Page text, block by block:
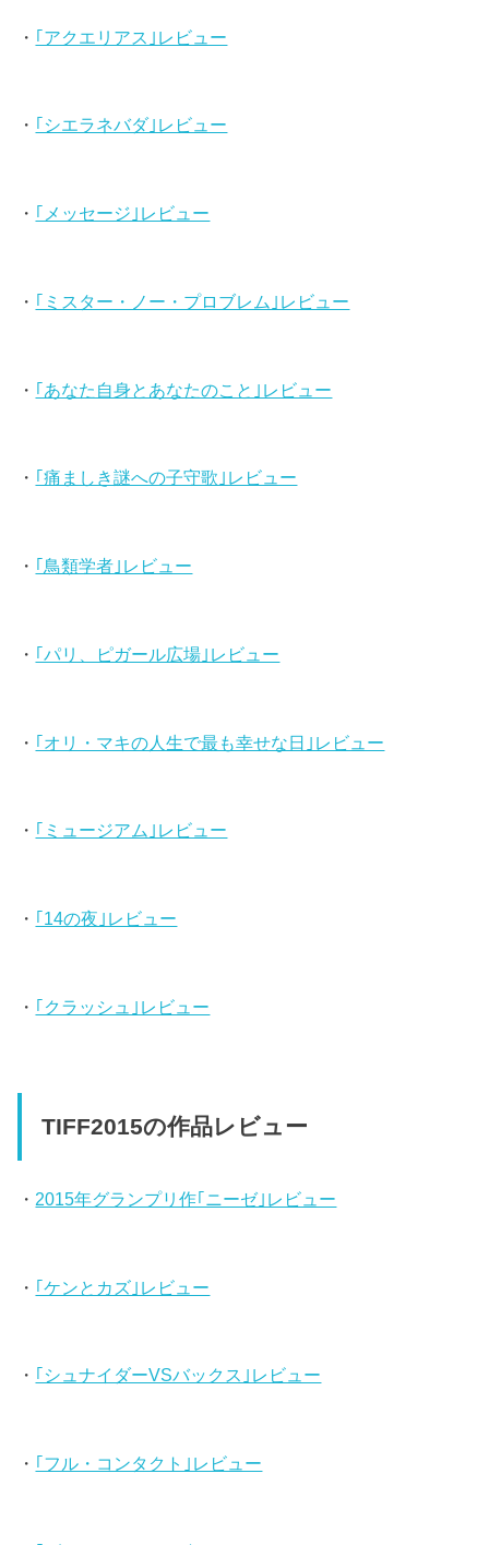
・ ｢アクエリアス｣レビュー
・ ｢シエラネバダ｣レビュー
・ ｢メッセージ｣レビュー
・ ｢ミスター・ノー・プロブレム｣レビュー
・ ｢あなた自身とあなたのこと｣レビュー
・ ｢痛ましき謎への子守歌｣レビュー
・ ｢鳥類学者｣レビュー
・ ｢パリ、ピガール広場｣レビュー
・ ｢オリ・マキの人生で最も幸せな日｣レビュー
・ ｢ミュージアム｣レビュー
・ ｢14の夜｣レビュー
・ ｢クラッシュ｣レビュー
TIFF2015の作品レビュー
・ 2015年グランプリ作｢ニーゼ｣レビュー
・ ｢ケンとカズ｣レビュー
・ ｢シュナイダーVSバックス｣レビュー
・ ｢フル・コンタクト｣レビュー